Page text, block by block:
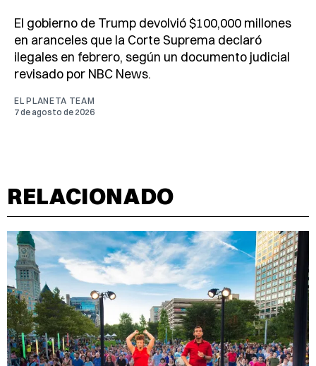
El gobierno de Trump devolvió $100,000 millones
en aranceles que la Corte Suprema declaró
ilegales en febrero, según un documento judicial
revisado por NBC News.
EL PLANETA TEAM
7 de agosto de 2026
RELACIONADO